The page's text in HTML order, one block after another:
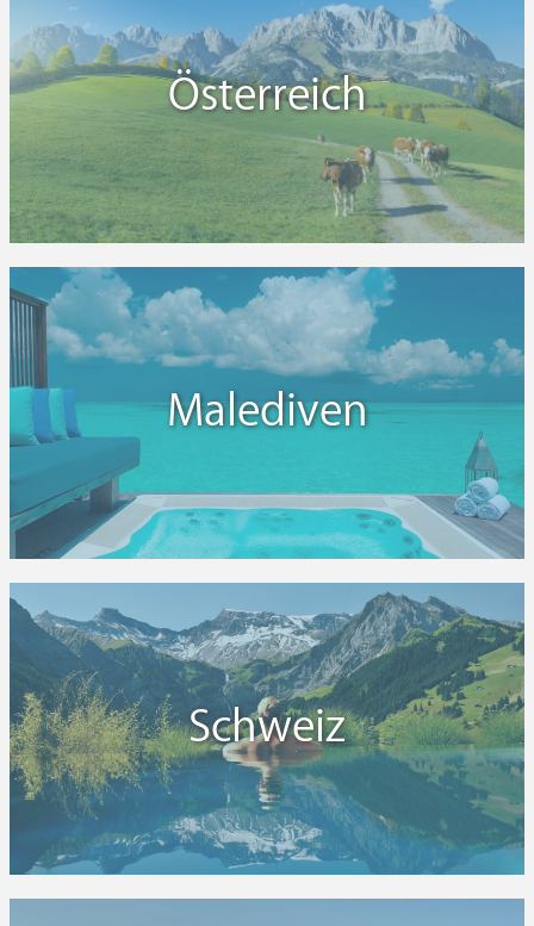
Österreich
Malediven
Schweiz